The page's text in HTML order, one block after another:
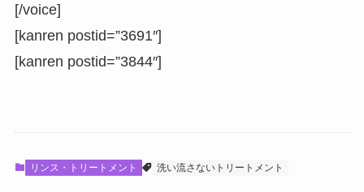
[/voice]
[kanren postid=”3691″]
[kanren postid=”3844″]
リンス・トリートメント 洗い流さないトリートメント